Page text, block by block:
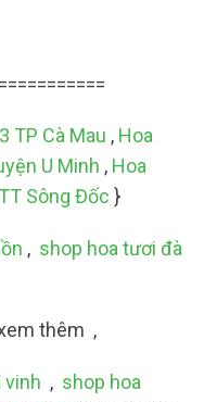
TP Cà Mau , Hoa
U Minh , Hoa
Sông Đốc }
, shop hoa tươi đà
thêm ,
vinh , shop hoa